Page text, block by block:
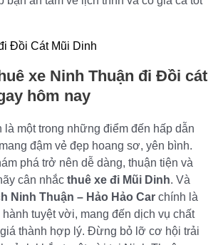
Đồi Cát Mũi Dinh
xe Ninh Thuận đi Đồi cát
hôm nay
một trong những điểm đến hấp dẫn
đậm vẻ đẹp hoang sơ, yên bình.
phá trở nên dễ dàng, thuận tiện và
cân nhắc thuê xe đi Mũi Dinh. Và
Ninh Thuận – Hảo Hảo Car chính là
tuyệt vời, mang đến dịch vụ chất
thành hợp lý. Đừng bỏ lỡ cơ hội trải